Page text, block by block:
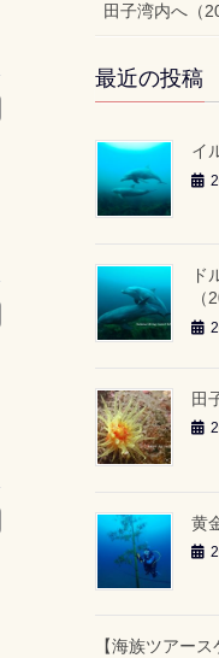
田子湾内へ（
最近の投稿
イ
ド
（
田
黄
【海族ツアー